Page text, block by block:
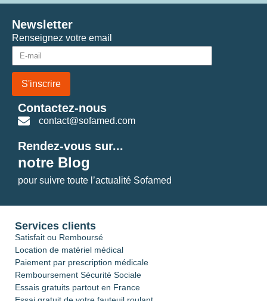
Renseignez votre email
S'inscrire
Newsletter
Contactez-nous
contact@sofamed.com
Rendez-vous sur...
notre Blog
pour suivre toute l’actualité Sofamed
Services clients
Satisfait ou Remboursé
Location de matériel médical
Paiement par prescription médicale
Remboursement Sécurité Sociale
Essais gratuits partout en France